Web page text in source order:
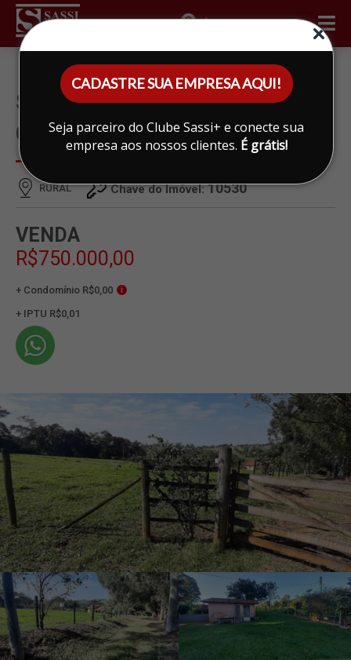
CADASTRE SUA EMPRESA AQUI!
Seja parceiro do Clube Sassi+ e conecte sua
empresa aos nossos clientes. É grátis!
ÁREA DO CLIENTE
SÍTIO À VENDA EM RURAL,
CESÁRIO LANGE
RURAL Chave do Imóvel:10530
VENDA
R$750.000,00
+ Condomínio R$0,00 i
+ IPTU R$0,01